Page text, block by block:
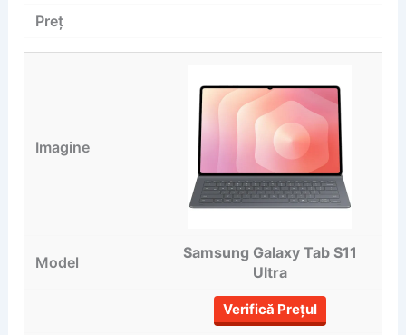
Samsung Galaxy Tab S11
Ultra
Verifică Prețul